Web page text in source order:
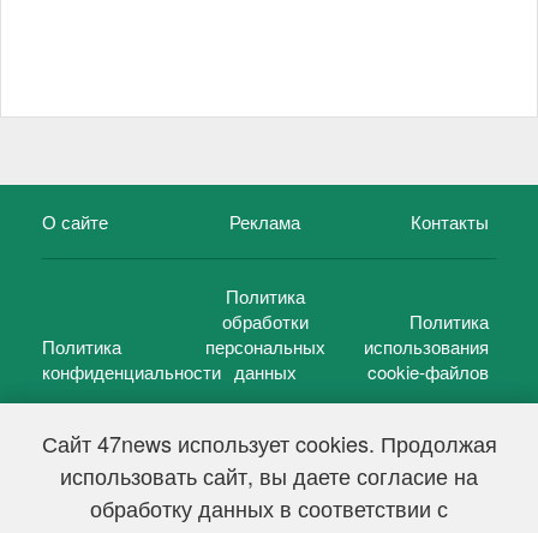
Сайт 47news использует cookies. Продолжая
использовать сайт, вы даете согласие на
обработку данных в соответствии с
О сайте Реклама Контакты
Политика
конфиденциальности
Политика
обработки
персональных
данных
Политика
использования
cookie-файлов
47 новостей (47 news)2005 — 2026 г.
Свидетельство о регистрации СМИ Эл № ФС 77-39848, выдано